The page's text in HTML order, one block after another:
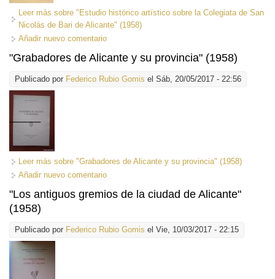
Leer más sobre "Estudio histórico artístico sobre la Colegiata de San
Nicolás de Bari de Alicante" (1958)
Añadir nuevo comentario
"Grabadores de Alicante y su provincia" (1958)
Publicado por Federico Rubio Gomis el Sáb, 20/05/2017 - 22:56
Leer más sobre "Grabadores de Alicante y su provincia" (1958)
Añadir nuevo comentario
"Los antiguos gremios de la ciudad de Alicante"
(1958)
Publicado por Federico Rubio Gomis el Vie, 10/03/2017 - 22:15